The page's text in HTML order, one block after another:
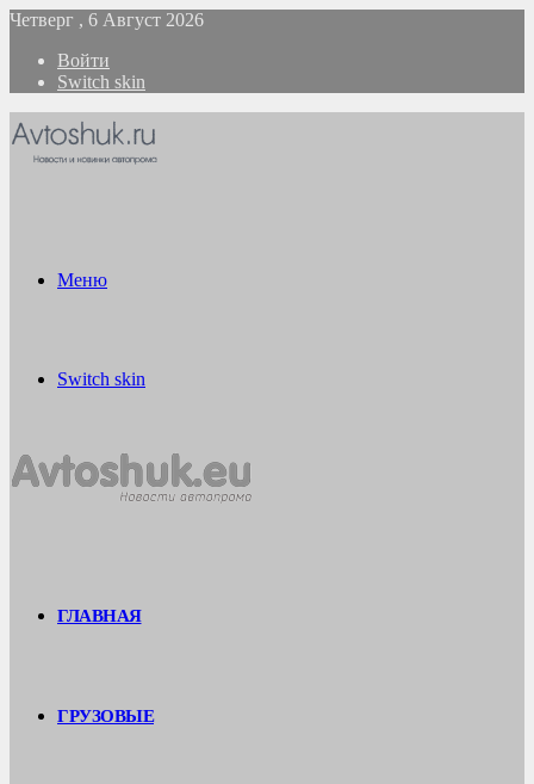
Четверг , 6 Август 2026
Войти
Switch skin
Меню
Switch skin
ГЛАВНАЯ
ГРУЗОВЫЕ